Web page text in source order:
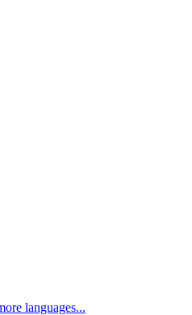
languages...